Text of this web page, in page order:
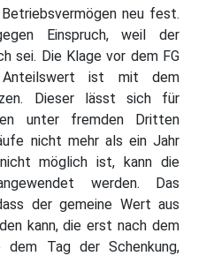
neu fest.
Einspruch, weil der
sei. Die Klage vor dem FG
Anteilswert ist mit dem
Dieser lässt sich für
unter fremden Dritten
nicht mehr als ein Jahr
möglich ist, kann die
werden. Das
der gemeine Wert aus
kann, die erst nach dem
dem Tag der Schenkung,